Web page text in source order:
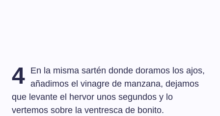
4 En la misma sartén donde doramos los ajos,
añadimos el vinagre de manzana, dejamos
que levante el hervor unos segundos y lo
vertemos sobre la ventresca de bonito.